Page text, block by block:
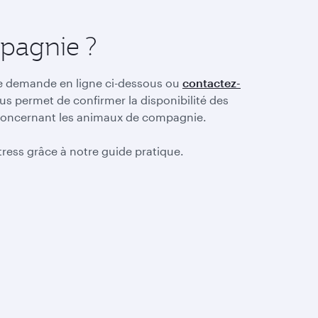
?
en ligne ci-dessous ou contactez-
permet de confirmer la disponibilité des
les animaux de compagnie.
grâce à notre guide pratique.